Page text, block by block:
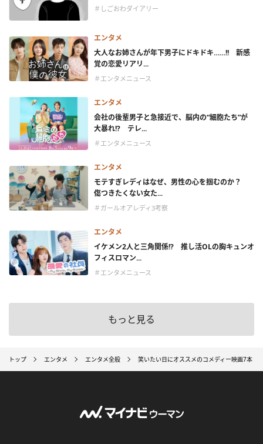
＃しごおわダイアリー
エンタメ
大人なお姉さんが年下男子にドキドキ……!! 新感
覚の恋愛リアリ...
＃エンタメニュース
エンタメ
会社の後輩男子と急接近で、脳内の“細胞たち”が
大暴れ!? テレ...
＃エンタメニュース
エンタメ
モテすぎレディはなぜ、男性の心を掴むのか？
傷つきたくない女た...
＃ガールオアレディ3考察
エンタメ
イケメン2人と三角関係!? 推し活OLの胸キュンオ
フィスロマン...
＃エンタメニュース
もっと見る
トップ エンタメ エンタメ全般 笑いたい日にオススメのコメディー映画7本『